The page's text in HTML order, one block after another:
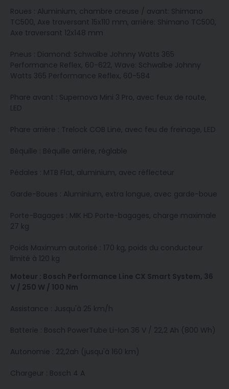
Roues : Aluminium, chambre creuse / avant: Shimano
TC500, Axe traversant 15x110 mm, arrière: Shimano TC500,
Axe traversant 12x148 mm
Pneus : Diamond: Schwalbe Johnny Watts 365
Performance Reflex, 60-622, Wave: Schwalbe Johnny
Watts 365 Performance Reflex, 60-584
Phare avant : Supernova Mini 3 Pro, avec feux de route,
LED
Phare arrière : Trelock COB Line, avec feu de freinage, LED
Béquille : Béquille arrière, réglable
Pédales : MTB Flat, aluminium, avec réflecteur
Garde-Boues : Aluminium, extra longue, avec garde-boue
Porte-Bagages : MIK HD Porte-bagages, charge maximale
27 kg
Poids Maximum autorisé : 170 kg, poids du conducteur
limité à 120 kg
Moteur : Bosch Performance Line CX Smart System, 36
V / 250 W / 100 Nm
Assistance : Jusqu'à 25 km/h
Batterie : Bosch PowerTube Li-Ion 36 V / 22,2 Ah (800 Wh)
Autonomie : 22,2ah (jusqu'à 160 km)
Chargeur : Bosch 4 A